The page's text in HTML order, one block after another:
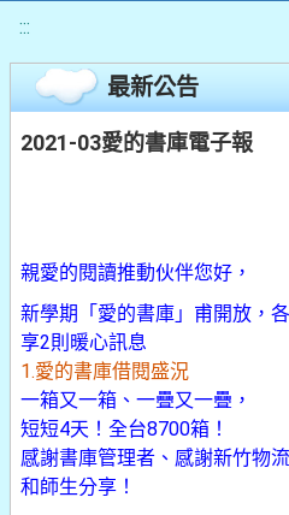
:::
最新公告
2021-03愛的書庫電子報
親愛的閱讀推動伙伴您好，
新學期「愛的書庫」甫開放，
享2則暖心訊息
1.愛的書庫借閱盛況
一箱又一箱、一疊又一疊，
短短4天！全台8700箱！
感謝書庫管理者、感謝新竹物
和師生分享！